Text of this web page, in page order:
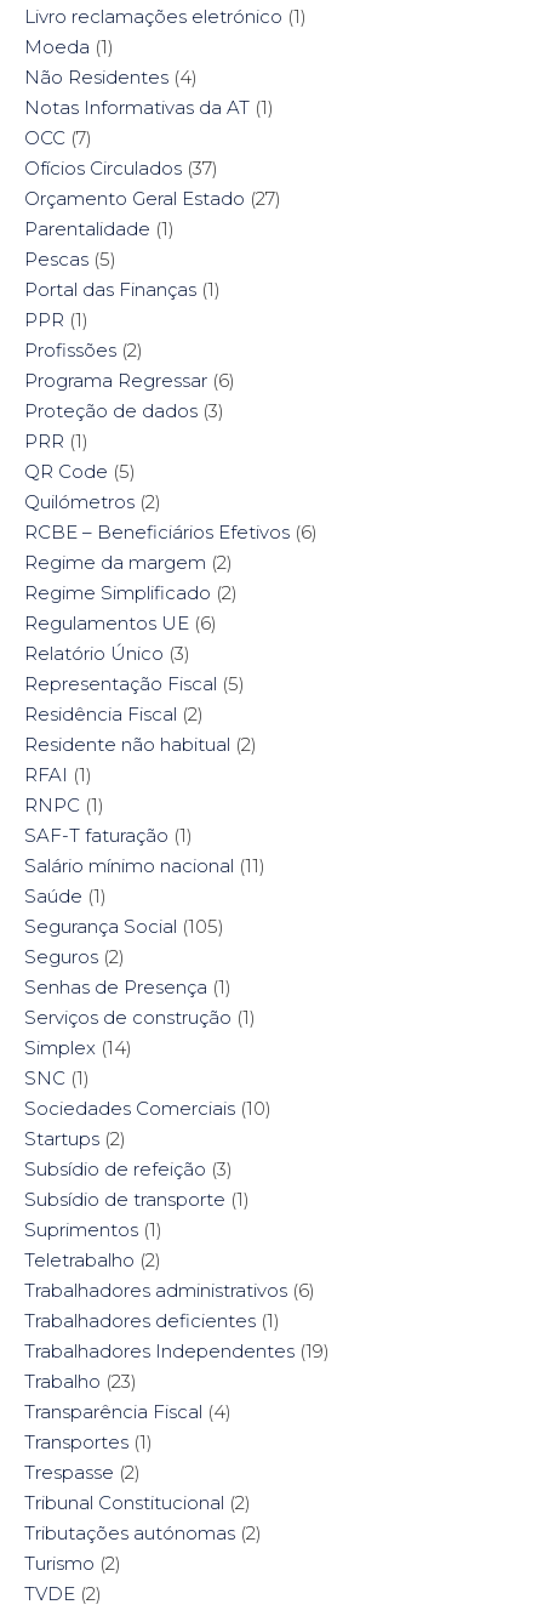
Livro reclamações eletrónico (1)
Moeda (1)
Não Residentes (4)
Notas Informativas da AT (1)
OCC (7)
Ofícios Circulados (37)
Orçamento Geral Estado (27)
Parentalidade (1)
Pescas (5)
Portal das Finanças (1)
PPR (1)
Profissões (2)
Programa Regressar (6)
Proteção de dados (3)
PRR (1)
QR Code (5)
Quilómetros (2)
RCBE – Beneficiários Efetivos (6)
Regime da margem (2)
Regime Simplificado (2)
Regulamentos UE (6)
Relatório Único (3)
Representação Fiscal (5)
Residência Fiscal (2)
Residente não habitual (2)
RFAI (1)
RNPC (1)
SAF-T faturação (1)
Salário mínimo nacional (11)
Saúde (1)
Segurança Social (105)
Seguros (2)
Senhas de Presença (1)
Serviços de construção (1)
Simplex (14)
SNC (1)
Sociedades Comerciais (10)
Startups (2)
Subsídio de refeição (3)
Subsídio de transporte (1)
Suprimentos (1)
Teletrabalho (2)
Trabalhadores administrativos (6)
Trabalhadores deficientes (1)
Trabalhadores Independentes (19)
Trabalho (23)
Transparência Fiscal (4)
Transportes (1)
Trespasse (2)
Tribunal Constitucional (2)
Tributações autónomas (2)
Turismo (2)
TVDE (2)